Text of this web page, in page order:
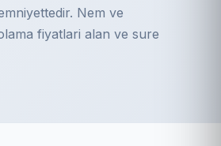
Nem ve
fiyatlari alan ve sure